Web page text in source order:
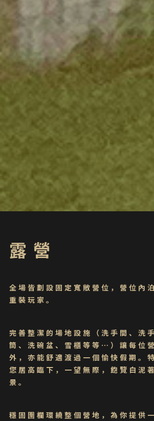
露營
全場皆劃設固定寬敞營位，營位內
重裝玩家。
完善整潔的場地設施（洗手間、洗
筒、洗碗盆、雪櫃等等⋯）讓每位
外，亦能舒適渡過一個愉快假期。
您居高臨下，一望無際，飽覽白泥
景。
穩固圍欄環繞整個營地，為你提供